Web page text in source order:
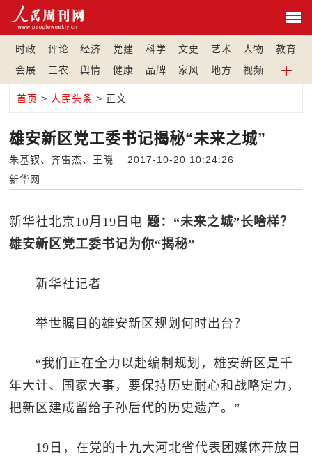
时政 评论 经济 党建 科学 文史 艺术 人物
教育
会展
三农 舆情 健康 品牌 家风 地方 视频
首页 > 人民头条 > 正文
雄安新区党工委书记揭秘“未来之城”
朱基钗、齐雷杰、王晓 2017-10-20 10:24:26
新华网
新华社北京10月19日电题：“未来之城”长啥样？
雄安新区党工委书记为你“揭秘”
新华社记者
举世瞩目的雄安新区规划何时出台？
“我们正在全力以赴编制规划，雄安新区是千
年大计、国家大事，要保持历史耐心和战略定力，
把新区建成留给子孙后代的历史遗产。”
19日，在党的十九大河北省代表团媒体开放日